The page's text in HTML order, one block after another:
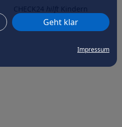
Geht klar
Impressum
CHECK24hilftder Natur